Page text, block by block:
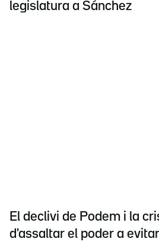
legislatura a Sánchez
El declivi de Podem i la
d'assaltar el poder a